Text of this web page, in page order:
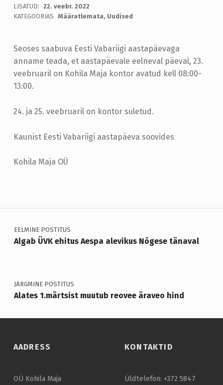
K
H
I
L
A
M
J
L
I
O
E
K
J
D
LISATUD: 22. veebr. 2022
admin
KATEGOORIAS Määratlemata, Uudised
Seoses saabuva Eesti Vabariigi aastapäevaga
anname teada, et aastapäevale eelneval päeval, 23.
veebruaril on Kohila Maja kontor avatud kell 08:00-
13:00.
24. ja 25. veebruaril on kontor suletud.
Kaunist Eesti Vabariigi aastapäeva soovides
Kohila Maja OÜ
Navigeerimine
EELMINE POSTITUS
Algab ÜVK ehitus Aespa alevikus Nõgese tänaval
JÄRGMINE POSTITUS
Alates 1.märtsist muutub reovee äraveo hind
AADRESS
OÜ Kohila Maja
KONTAKTID
Üldtelefon: +372 5847